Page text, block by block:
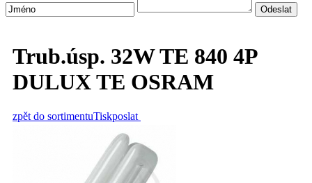
Trub.úsp. 32W TE 840 4P
DULUX TE OSRAM
zpět do sortimentuTiskposlat